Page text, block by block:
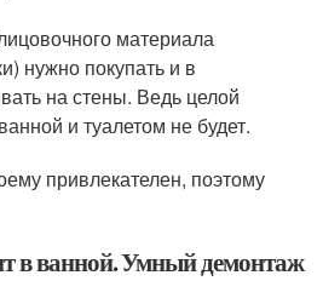
материала
нужно покупать и в
на стены. Ведь целой
и туалетом не будет.
привлекателен, поэтому
в ванной. Умный демонтаж